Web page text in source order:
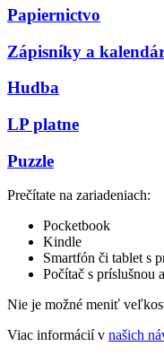
Papiernictvo
Zápisníky a
Hudba
LP platne
Puzzle
Prečítate na zariadeniach:
Pocketbook
Kindle
Smartfón či tablet s
Počítač s príslušnou
Nie je možné meniť
Viac informácií v našich